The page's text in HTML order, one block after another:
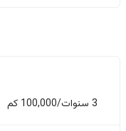
3 سنوات/100,000 كم